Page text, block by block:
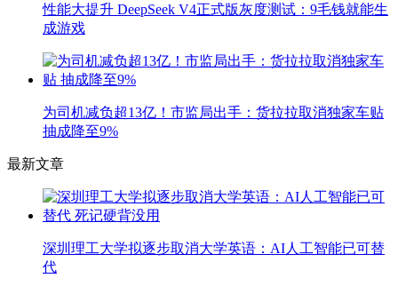
性能大提升 DeepSeek V4正式版灰度测试：9毛钱就能生
成游戏
为司机减负超13亿！市监局出手：货拉拉取消独家车贴
抽成降至9%
最新文章
深圳理工大学拟逐步取消大学英语：AI人工智能已可替
代